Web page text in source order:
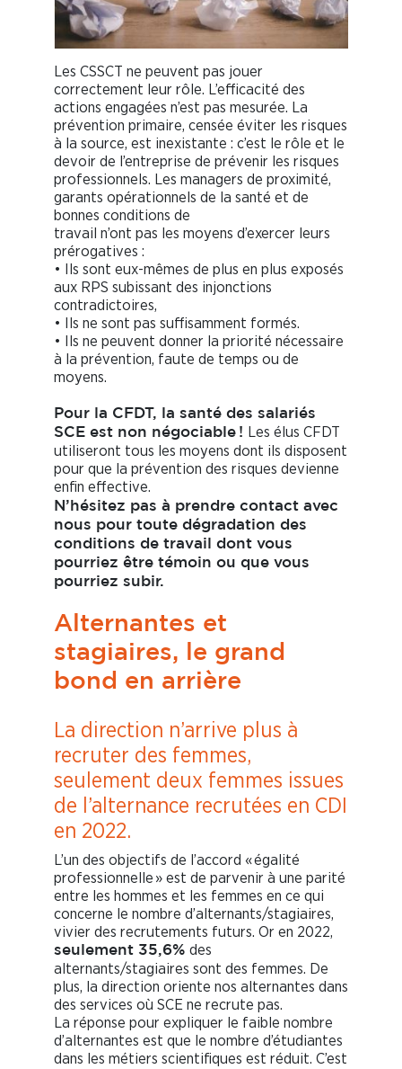
Les CSSCT ne peuvent pas jouer
correctement leur rôle. L’efficacité des
actions engagées n’est pas mesurée. La
prévention primaire, censée éviter les risques
à la source, est inexistante : c’est le rôle et le
devoir de l’entreprise de prévenir les risques
professionnels. Les managers de proximité,
garants opérationnels de la santé et de
bonnes conditions de
travail n’ont pas les moyens d’exercer leurs
prérogatives :
• Ils sont eux-mêmes de plus en plus exposés
aux RPS subissant des injonctions
contradictoires,
• Ils ne sont pas suffisamment formés.
• Ils ne peuvent donner la priorité nécessaire
à la prévention, faute de temps ou de
moyens.
Pour la CFDT, la santé des salariés
SCE est non négociable ! Les élus CFDT
utiliseront tous les moyens dont ils disposent
pour que la prévention des risques devienne
enfin effective.
N’hésitez pas à prendre contact avec
nous pour toute dégradation des
conditions de travail dont vous
pourriez être témoin ou que vous
pourriez subir.
Alternantes et
stagiaires, le grand
bond en arrière
La direction n’arrive plus à
recruter des femmes,
seulement deux femmes issues
de l’alternance recrutées en CDI
en 2022.
L’un des objectifs de l’accord « égalité
professionnelle » est de parvenir à une parité
entre les hommes et les femmes en ce qui
concerne le nombre d’alternants/stagiaires,
vivier des recrutements futurs. Or en 2022,
seulement 35,6% des
alternants/stagiaires sont des femmes. De
plus, la direction oriente nos alternantes dans
des services où SCE ne recrute pas.
La réponse pour expliquer le faible nombre
d’alternantes est que le nombre d’étudiantes
dans les métiers scientifiques est réduit. C’est